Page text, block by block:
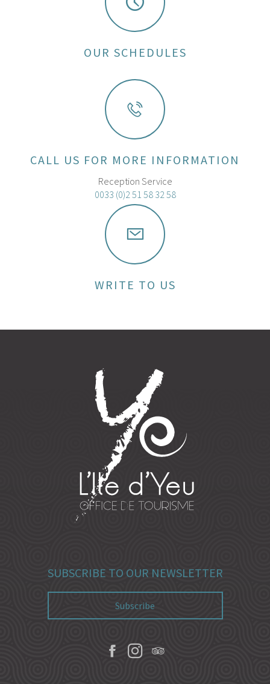
OUR SCHEDULES
CALL US FOR MORE INFORMATION
Reception Service
0033 (0)2 51 58 32 58
WRITE TO US
SUBSCRIBE TO OUR NEWSLETTER
Subscribe